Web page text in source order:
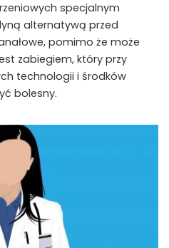
specjalnym
alternatywą przed
pomimo że może
zabiegiem, który przy
technologii i środków
bolesny.